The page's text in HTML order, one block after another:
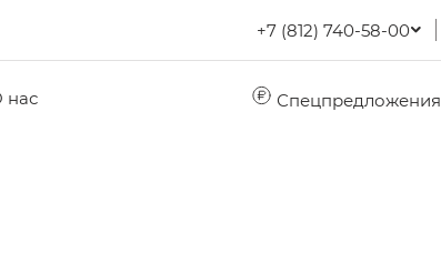
+7 (812) 740-58-00
нас Спецпредложения